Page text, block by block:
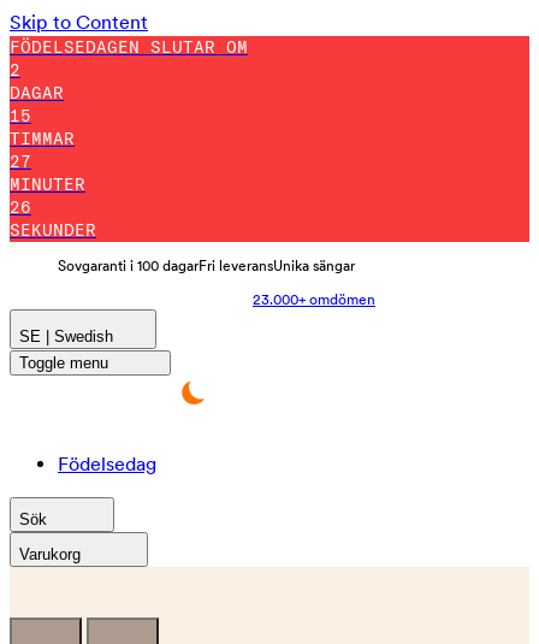
Skip to Content
FÖDELSEDAGEN SLUTAR OM
2
DAGAR
15
TIMMAR
27
MINUTER
22
SEKUNDER
Sovgaranti i 100 dagarFri leveransUnika sängar
23.000+ omdömen
SE | Swedish
Toggle menu
Födelsedag
Sök
Varukorg